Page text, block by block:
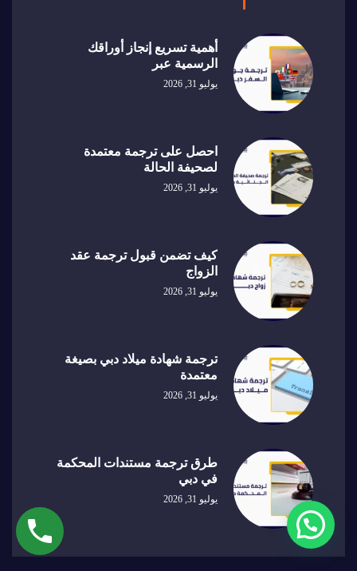
أهمية تسريع إنجاز أوراقك
الرسمية عبر
يوليو 31, 2026
احصل على ترجمة معتمدة
لصحيفة الحالة
يوليو 31, 2026
كيف تضمن قبول ترجمة عقد
الزواج
يوليو 31, 2026
ترجمة شهادة ميلاد دبي بصيغة
معتمدة
يوليو 31, 2026
طرق ترجمة مستندات المحكمة
في دبي
يوليو 31, 2026